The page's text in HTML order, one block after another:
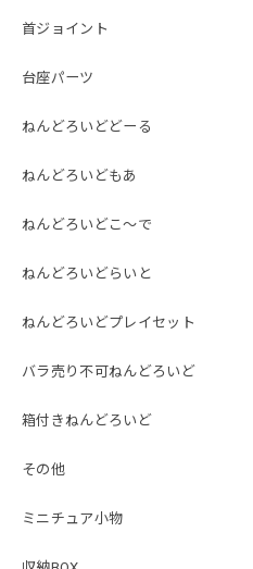
首ジョイント
台座パーツ
ねんどろいどどーる
ねんどろいどもあ
ねんどろいどこ～で
ねんどろいどらいと
ねんどろいどプレイセット
バラ売り不可ねんどろいど
箱付きねんどろいど
その他
ミニチュア小物